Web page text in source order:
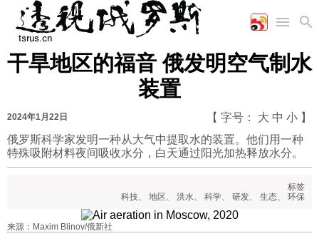
首页
国际
时政
陆军
军事合作
工业
能源
农业
美食
娱乐
漫画
视频
图表
干旱地区的福音 俄发明空气制水
装置
2024年1月22日 【 字号： 大 中 小 】
俄罗斯科学家发明一种从大气中提取水的装置。他们用一种
特殊吸附材料夜间吸收水分，白天通过阳光加热释放水分。
标签
科技、 地区、 洪水、 科学、 研发、 生态、 环保
来源：Maxim Blinov/俄新社